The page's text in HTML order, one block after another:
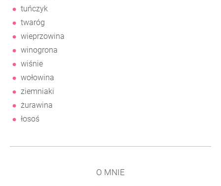
tuńczyk
twaróg
wieprzowina
winogrona
wiśnie
wołowina
ziemniaki
żurawina
łosoś
O MNIE